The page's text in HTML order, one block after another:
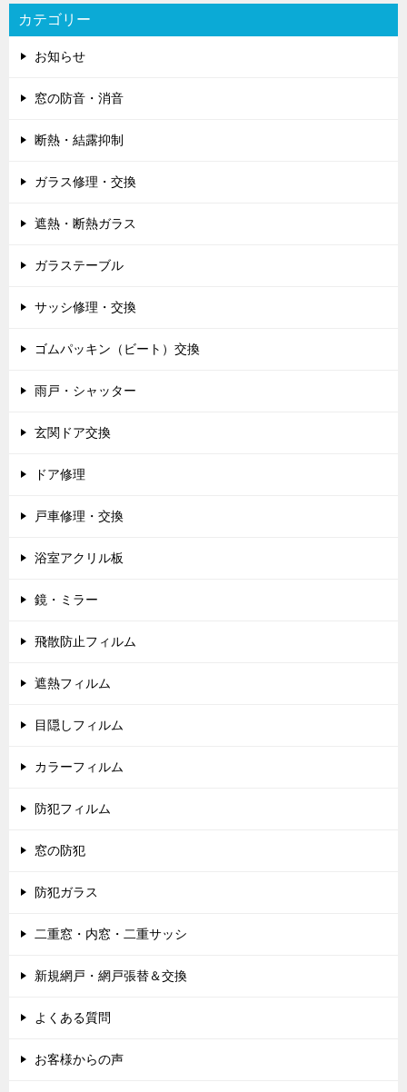
カテゴリー
お知らせ
窓の防音・消音
断熱・結露抑制
ガラス修理・交換
遮熱・断熱ガラス
ガラステーブル
サッシ修理・交換
ゴムパッキン（ビート）交換
雨戸・シャッター
玄関ドア交換
ドア修理
戸車修理・交換
浴室アクリル板
鏡・ミラー
飛散防止フィルム
遮熱フィルム
目隠しフィルム
カラーフィルム
防犯フィルム
窓の防犯
防犯ガラス
二重窓・内窓・二重サッシ
新規網戸・網戸張替＆交換
よくある質問
お客様からの声